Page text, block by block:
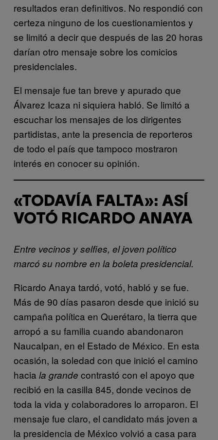
resultados eran definitivos. No respondió con
certeza ninguno de los cuestionamientos y
se limitó a decir que después de las 20 horas
darían otro mensaje sobre los comicios
presidenciales.
El mensaje fue tan breve y apurado que
Álvarez Icaza ni siquiera habló. Se limitó a
escuchar los mensajes de los dirigentes
partidistas, ante la presencia de reporteros
de todo el país que tampoco mostraron
interés en conocer su opinión.
«TODAVÍA FALTA»: ASÍ
VOTÓ RICARDO ANAYA
Entre vecinos y selfies, el joven político
marcó su nombre en la boleta presidencial.
Ricardo Anaya tardó, votó, habló y se fue.
Más de 90 días pasaron desde que inició su
campaña política en Querétaro, la tierra que
arropó a su familia cuando abandonaron
Naucalpan, en el Estado de México. En esta
ocasión, la soledad con que inició el camino
hacia la grande contrastó con el apoyo que
recibió en la casilla 845, donde vecinos de
toda la vida y colaboradores lo arroparon. El
mensaje fue claro, el candidato más joven a
la presidencia de México volvió a casa para